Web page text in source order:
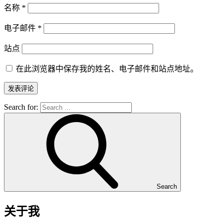
名称 *
电子邮件 *
站点
在此浏览器中保存我的姓名、电子邮件和站点地址。
Search for:
Search
关于我